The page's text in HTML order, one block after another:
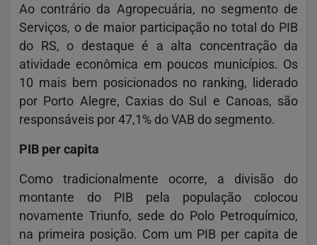
Ao contrário da Agropecuária, no segmento de
Serviços, o de maior participação no total do PIB
do RS, o destaque é a alta concentração da
atividade econômica em poucos municípios. Os
10 mais bem posicionados no ranking, liderado
por Porto Alegre, Caxias do Sul e Canoas, são
responsáveis por 47,1% do VAB do segmento.
PIB per capita
Como tradicionalmente ocorre, a divisão do
montante do PIB pela população colocou
novamente Triunfo, sede do Polo Petroquímico,
na primeira posição. Com um PIB per capita de